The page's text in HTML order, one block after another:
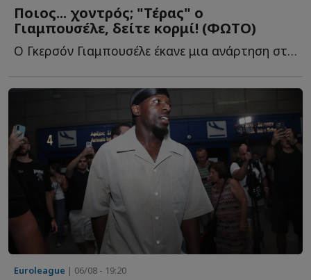
Ποιος... χοντρός; "Τέρας" ο
Γιαμπουσέλε, δείτε κορμί! (ΦΩΤΟ)
Ο Γκερσόν Γιαμπουσέλε έκανε μια ανάρτηση στα social media, κ...
Euroleague | 06/08 - 19:20